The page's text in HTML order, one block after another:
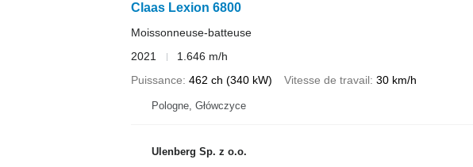
Claas Lexion 6800
Moissonneuse-batteuse
2021
1.646 m/h
Puissance 462 ch (340 kW) Vitesse de travail 30 km/h
Pologne, Główczyce
Ulenberg Sp. z o.o.